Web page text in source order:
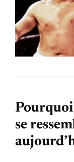
se